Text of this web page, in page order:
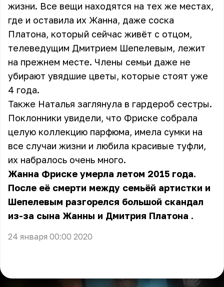
жизни. Все вещи находятся на тех же местах,
где и оставила их Жанна, даже соска
Платона, который сейчас живёт с отцом,
телеведущим Дмитрием Шепелевым, лежит
на прежнем месте. Члены семьи даже не
убирают увядшие цветы, которые стоят уже
4 года.
Также Наталья заглянула в гардероб сестры.
Поклонники увидели, что Фриске собрала
целую коллекцию парфюма, имела сумки на
все случаи жизни и любила красивые туфли,
их набралось очень много.
Жанна Фриске умерла летом 2015 года.
После её смерти между семьёй артистки и
Шепелевым разгорелся большой скандал
из-за сына Жанны и Дмитрия Платона .
24 января 00:00 2020